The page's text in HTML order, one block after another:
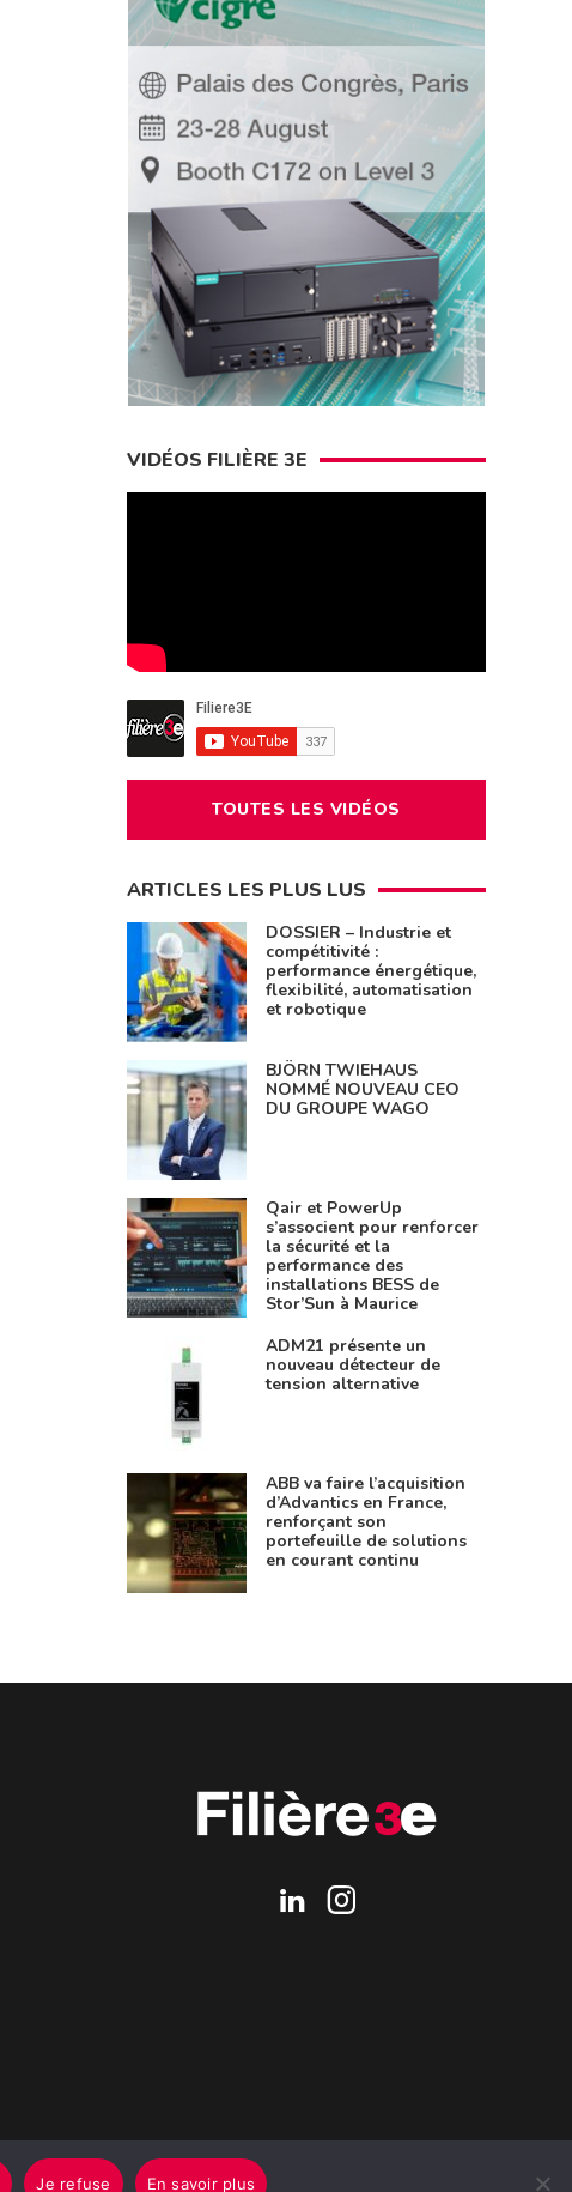
VIDÉOS FILIÈRE 3E
TOUTES LES VIDÉOS
ARTICLES LES PLUS LUS
DOSSIER – Industrie et
compétitivité :
performance énergétique,
flexibilité, automatisation
et robotique
BJÖRN TWIEHAUS
NOMMÉ NOUVEAU CEO
DU GROUPE WAGO
Qair et PowerUp
s’associent pour renforcer
la sécurité et la
performance des
installations BESS de
Stor’Sun à Maurice
ADM21 présente un
nouveau détecteur de
tension alternative
ABB va faire l’acquisition
d’Advantics en France,
renforçant son
portefeuille de solutions
en courant continu
Je refuse En savoir plus